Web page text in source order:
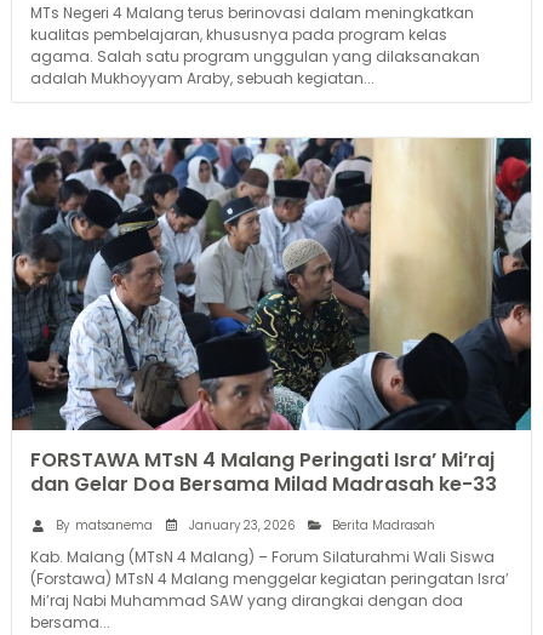
MTs Negeri 4 Malang terus berinovasi dalam meningkatkan
kualitas pembelajaran, khususnya pada program kelas
agama. Salah satu program unggulan yang dilaksanakan
adalah Mukhoyyam Araby, sebuah kegiatan...
FORSTAWA MTsN 4 Malang Peringati Isra’ Mi’raj
dan Gelar Doa Bersama Milad Madrasah ke-33
By matsanema January 23, 2026 Berita Madrasah
Kab. Malang (MTsN 4 Malang) – Forum Silaturahmi Wali Siswa
(Forstawa) MTsN 4 Malang menggelar kegiatan peringatan Isra’
Mi’raj Nabi Muhammad SAW yang dirangkai dengan doa
bersama...